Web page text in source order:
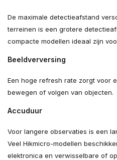
De maximale detectieafstand
terreinen is een grotere
compacte modellen ideaal zijn
Beeldverversing
Een hoge refresh rate zorgt voor
bewegen of volgen van objecten.
Accuduur
Voor langere observaties is een
Veel Hikmicro-modellen
elektronica en verwisselbare of